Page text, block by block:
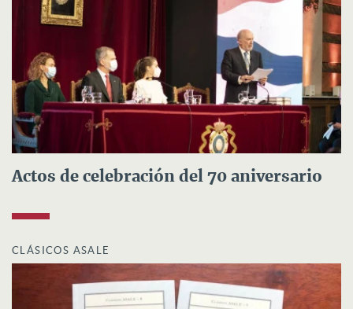
Actos de celebración del 70 aniversario
CLÁSICOS ASALE